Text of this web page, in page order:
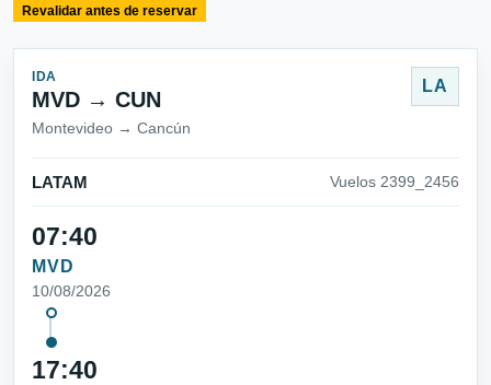
Revalidar antes de reservar
IDA
MVD → CUN
Montevideo → Cancún
LA
LATAM Vuelos 2399_2456
07:40
MVD
10/08/2026
17:40